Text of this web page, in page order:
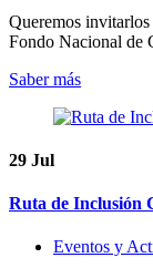
Queremos
Fondo Nacional de
Saber más
29 Jul
Ruta de Inclusión
Eventos y